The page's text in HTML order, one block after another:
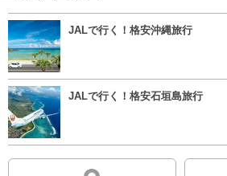
JALで行く！格安沖縄旅行
JALで行く！格安石垣島旅行